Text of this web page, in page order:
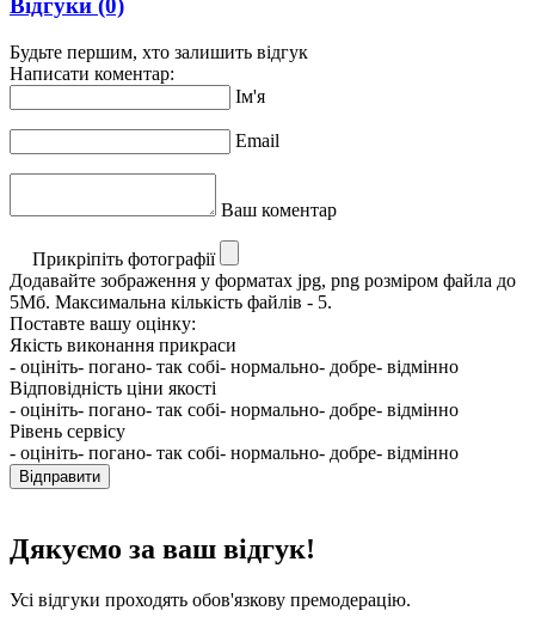
Відгуки (0)
Будьте першим, хто залишить відгук
Написати коментар:
Ім'я
Email
Ваш коментар
Прикріпіть фотографії
Додавайте зображення у форматах jpg, png розміром файла до
5Мб. Максимальна кількість файлів - 5.
Поставте вашу оцінку:
Якість виконання прикраси
- оцініть- погано- так собі- нормально- добре- відмінно
Відповідність ціни якості
- оцініть- погано- так собі- нормально- добре- відмінно
Рівень сервісу
- оцініть- погано- так собі- нормально- добре- відмінно
Відправити
Дякуємо за ваш відгук!
Усі відгуки проходять обов'язкову премодерацію.